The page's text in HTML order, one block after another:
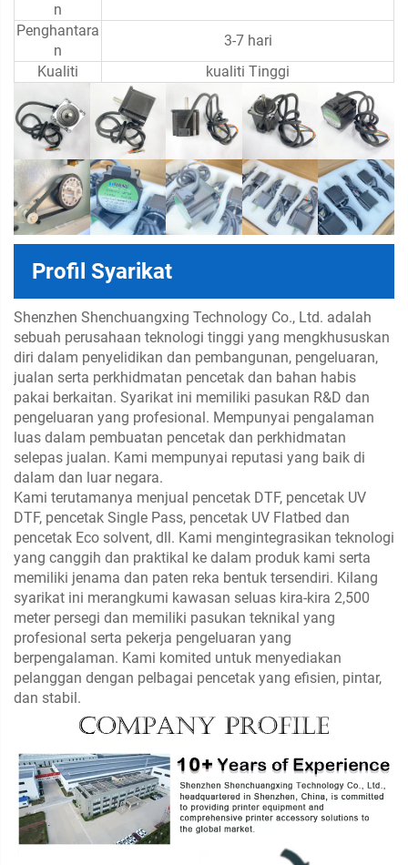
n
Penghantara
n
3-7 hari
Kualiti
kualiti Tinggi
Profil Syarikat
Shenzhen Shenchuangxing Technology Co., Ltd. adalah
sebuah perusahaan teknologi tinggi yang mengkhususkan
diri dalam penyelidikan dan pembangunan, pengeluaran,
jualan serta perkhidmatan pencetak dan bahan habis
pakai berkaitan. Syarikat ini memiliki pasukan R&D dan
pengeluaran yang profesional. Mempunyai pengalaman
luas dalam pembuatan pencetak dan perkhidmatan
selepas jualan. Kami mempunyai reputasi yang baik di
dalam dan luar negara.
Kami terutamanya menjual pencetak DTF, pencetak UV
DTF, pencetak Single Pass, pencetak UV Flatbed dan
pencetak Eco solvent, dll. Kami mengintegrasikan teknologi
yang canggih dan praktikal ke dalam produk kami serta
memiliki jenama dan paten reka bentuk tersendiri. Kilang
syarikat ini merangkumi kawasan seluas kira-kira 2,500
meter persegi dan memiliki pasukan teknikal yang
profesional serta pekerja pengeluaran yang
berpengalaman. Kami komited untuk menyediakan
pelanggan dengan pelbagai pencetak yang efisien, pintar,
dan stabil.